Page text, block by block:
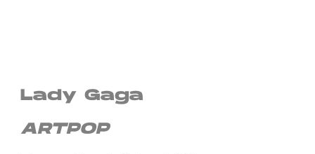
Lady Gaga
ARTPOP